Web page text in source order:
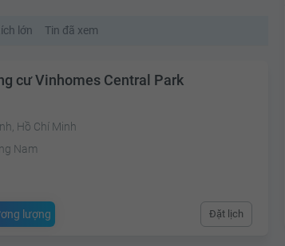
lớn Tin đã xem
cư Vinhomes Central Park
Hồ Chí Minh
Nam
lượng Đặt lịch